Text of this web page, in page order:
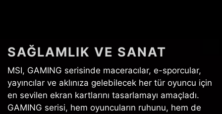
SAĞLAMLIK VE SANAT
MSI, GAMING serisinde maceracılar, e-sporcular,
yayıncılar ve aklınıza gelebilecek her tür oyuncu için
en sevilen ekran kartlarını tasarlamayı amaçladı.
GAMING serisi, hem oyuncuların ruhunu, hem de